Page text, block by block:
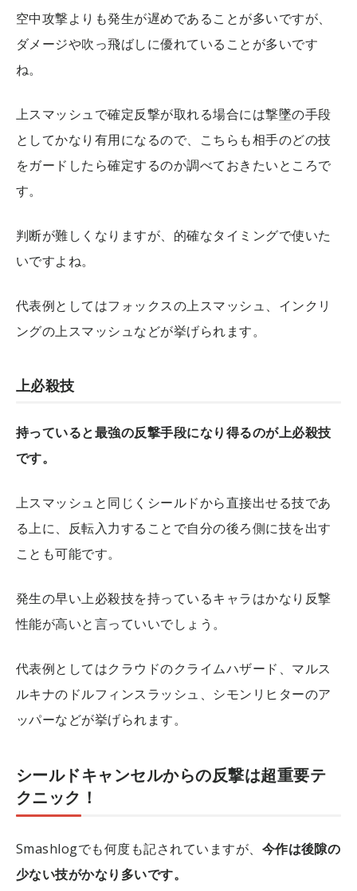
空中攻撃よりも発生が遅めであることが多いですが、
ダメージや吹っ飛ばしに優れていることが多いです
ね。
上スマッシュで確定反撃が取れる場合には撃墜の手段
としてかなり有用になるので、こちらも相手のどの技
をガードしたら確定するのか調べておきたいところで
す。
判断が難しくなりますが、的確なタイミングで使いた
いですよね。
代表例としてはフォックスの上スマッシュ、インクリ
ングの上スマッシュなどが挙げられます。
上必殺技
持っていると最強の反撃手段になり得るのが上必殺技
です。
上スマッシュと同じくシールドから直接出せる技であ
る上に、反転入力することで自分の後ろ側に技を出す
ことも可能です。
発生の早い上必殺技を持っているキャラはかなり反撃
性能が高いと言っていいでしょう。
代表例としてはクラウドのクライムハザード、マルス
ルキナのドルフィンスラッシュ、シモンリヒターのア
ッパーなどが挙げられます。
シールドキャンセルからの反撃は超重要テ
クニック！
Smashlogでも何度も記されていますが、 今作は後隙の
少ない技がかなり多いです。